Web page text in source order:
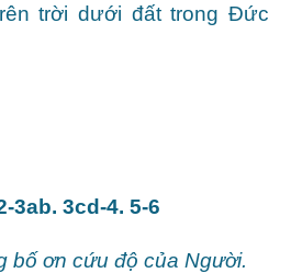
trời dưới đất trong Ðức
3ab. 3cd-4. 5-6
bố ơn cứu độ của Người.